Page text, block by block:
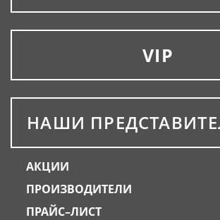
VIP
НАШИ
АКЦИИ
ПРОИЗВОДИТЕЛИ
ПРАЙС–ЛИСТ